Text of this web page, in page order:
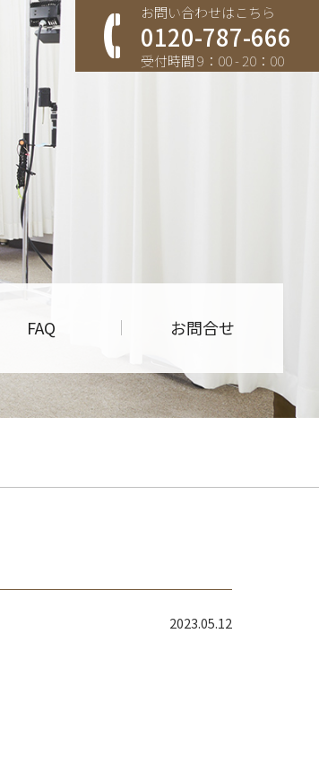
お問い合わせはこちら
0120-787-666
受付時間 9：00 - 20：00
FAQ お問合せ
2023.05.12